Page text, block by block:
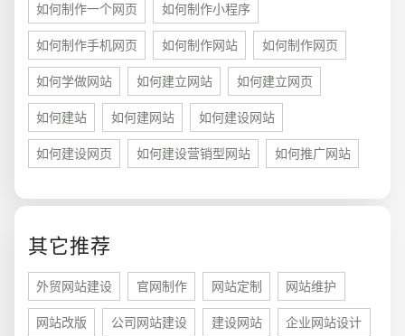
如何制作一个网页 如何制作小程序
如何制作手机网页 如何制作网站 如何制作网页
如何学做网站 如何建立网站 如何建立网页
如何建站 如何建网站 如何建设网站
如何建设网页 如何建设营销型网站 如何推广网站
其它推荐
外贸网站建设 官网制作 网站定制 网站维护
网站改版 公司网站建设 建设网站 企业网站设计
您的预算 1万-3万 3万-5万 5万-8万